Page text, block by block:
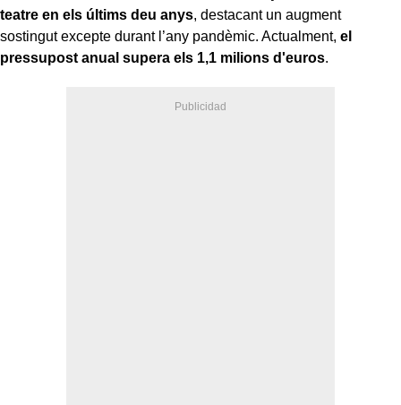
teatre en els últims deu anys, destacant un augment
sostingut excepte durant l’any pandèmic. Actualment, el
pressupost anual supera els 1,1 milions d'euros.